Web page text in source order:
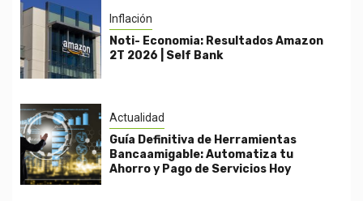
Inflación
Noti- Economia: Resultados Amazon
2T 2026 | Self Bank
Actualidad
Guía Definitiva de Herramientas
Bancaamigable: Automatiza tu
Ahorro y Pago de Servicios Hoy